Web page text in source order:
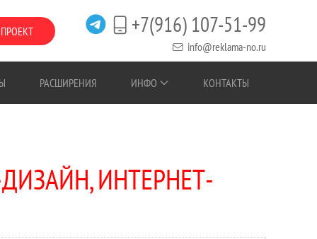
+7(916) 107-51-99
info@reklama-no.ru
РАСШИРЕНИЯ ИНФО КОНТАКТЫ
ИНТЕРНЕТ-